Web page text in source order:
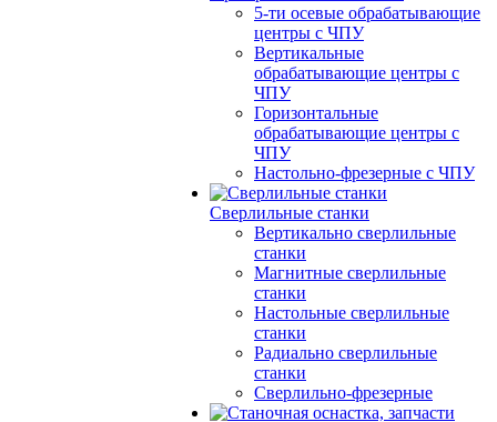
5-ти осевые обрабатывающие
центры с ЧПУ
Вертикальные
обрабатывающие центры с
ЧПУ
Горизонтальные
обрабатывающие центры с
ЧПУ
Настольно-фрезерные с ЧПУ
Сверлильные станки
Вертикально сверлильные
станки
Магнитные сверлильные
станки
Настольные сверлильные
станки
Радиально сверлильные
станки
Сверлильно-фрезерные